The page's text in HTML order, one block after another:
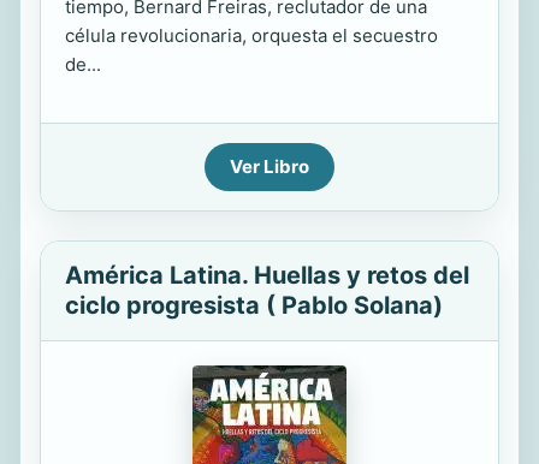
tiempo, Bernard Freiras, reclutador de una
célula revolucionaria, orquesta el secuestro
de...
Ver Libro
América Latina. Huellas y retos del
ciclo progresista ( Pablo Solana)